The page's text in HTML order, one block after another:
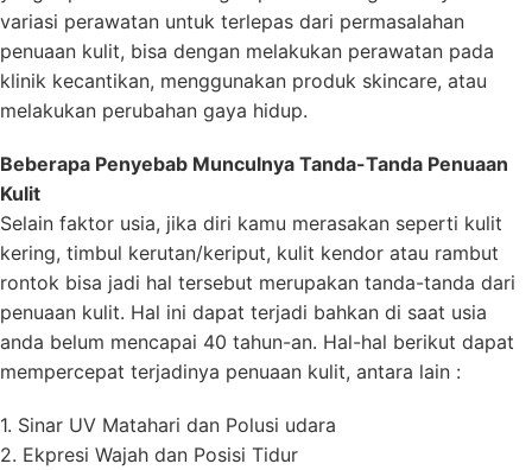
variasi perawatan untuk terlepas dari permasalahan
penuaan kulit, bisa dengan melakukan perawatan pada
klinik kecantikan, menggunakan produk skincare, atau
melakukan perubahan gaya hidup.
Beberapa Penyebab Munculnya Tanda-Tanda Penuaan
Kulit
Selain faktor usia, jika diri kamu merasakan seperti kulit
kering, timbul kerutan/keriput, kulit kendor atau rambut
rontok bisa jadi hal tersebut merupakan tanda-tanda dari
penuaan kulit. Hal ini dapat terjadi bahkan di saat usia
anda belum mencapai 40 tahun-an. Hal-hal berikut dapat
mempercepat terjadinya penuaan kulit, antara lain :
1. Sinar UV Matahari dan Polusi udara
2. Ekpresi Wajah dan Posisi Tidur